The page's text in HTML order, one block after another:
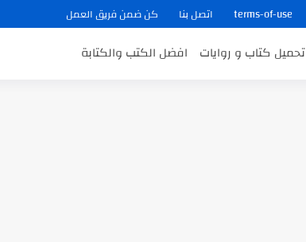
terms-of-use اتصل بنا كن ضمن فريق العمل
تحميل كتاب و روايات افضل الكتب والكتابة